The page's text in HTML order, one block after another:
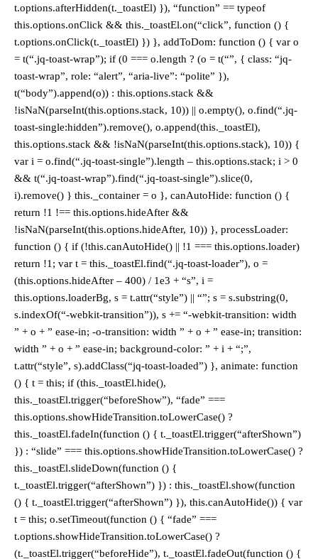
t.options.afterHidden(t._toastEl) }), “function” == typeof
this.options.onClick && this._toastEl.on(“click”, function () {
t.options.onClick(t._toastEl) }) }, addToDom: function () { var o
= t(“.jq-toast-wrap”); if (0 === o.length ? (o = t(“”, { class: “jq-
toast-wrap”, role: “alert”, “aria-live”: “polite” }),
t(“body”).append(o)) : this.options.stack &&
!isNaN(parseInt(this.options.stack, 10)) || o.empty(), o.find(“.jq-
toast-single:hidden”).remove(), o.append(this._toastEl),
this.options.stack && !isNaN(parseInt(this.options.stack), 10)) {
var i = o.find(“.jq-toast-single”).length – this.options.stack; i > 0
&& t(“.jq-toast-wrap”).find(“.jq-toast-single”).slice(0,
i).remove() } this._container = o }, canAutoHide: function () {
return !1 !== this.options.hideAfter &&
!isNaN(parseInt(this.options.hideAfter, 10)) }, processLoader:
function () { if (!this.canAutoHide() || !1 === this.options.loader)
return !1; var t = this._toastEl.find(“.jq-toast-loader”), o =
(this.options.hideAfter – 400) / 1e3 + “s”, i =
this.options.loaderBg, s = t.attr(“style”) || “”; s = s.substring(0,
s.indexOf(“-webkit-transition”)), s += “-webkit-transition: width
” + o + ” ease-in; -o-transition: width ” + o + ” ease-in; transition:
width ” + o + ” ease-in; background-color: ” + i + “;”,
t.attr(“style”, s).addClass(“jq-toast-loaded”) }, animate: function
() { t = this; if (this._toastEl.hide(),
this._toastEl.trigger(“beforeShow”), “fade” ===
this.options.showHideTransition.toLowerCase() ?
this._toastEl.fadeIn(function () { t._toastEl.trigger(“afterShown”)
}) : “slide” === this.options.showHideTransition.toLowerCase() ?
this._toastEl.slideDown(function () {
t._toastEl.trigger(“afterShown”) }) : this._toastEl.show(function
() { t._toastEl.trigger(“afterShown”) }), this.canAutoHide()) { var
t = this; o.setTimeout(function () { “fade” ===
t.options.showHideTransition.toLowerCase() ?
(t._toastEl.trigger(“beforeHide”), t._toastEl.fadeOut(function () {